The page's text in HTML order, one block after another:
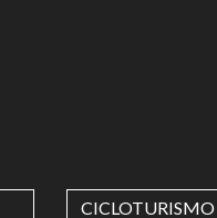
CICLOTURISMO